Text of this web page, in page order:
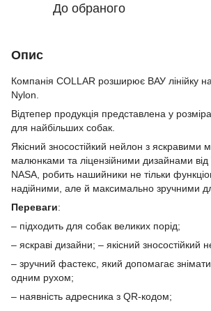
До обраного
Опис
Компанія COLLAR розширює ВАУ лінійку
Nylon.
Відтепер продукція представлена у
для найбільших собак.
Якісний зносостійкий нейлон з яскравими
малюнками та ліцензійними дизайнами
NASA, робить нашийники не тільки
надійними, але й максимально зручними
Переваги:
– підходить для собак великих порід;
– яскраві дизайни; – якісний зносостійкий
– зручний фастекс, який допомагає
одним рухом;
– наявність адресника з QR-кодом;